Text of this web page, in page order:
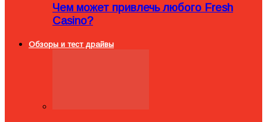
Чем может привлечь любого Fresh
Casino?
Обзоры и тест драйвы